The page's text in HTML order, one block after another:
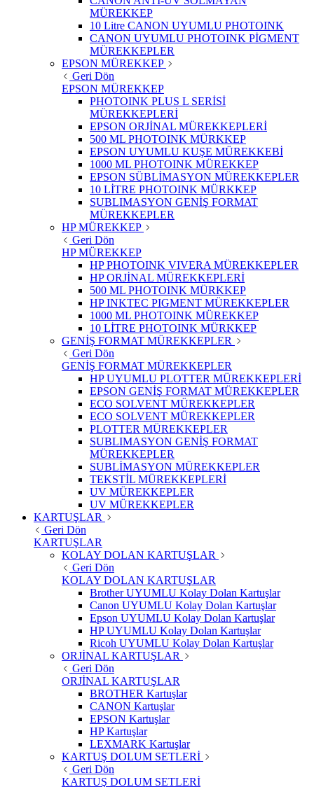
MÜREKKEP
10 Litre CANON UYUMLU PHOTOINK
CANON UYUMLU PHOTOINK PİGMENT
MÜREKKEPLER
EPSON MÜREKKEP
Geri Dön
EPSON MÜREKKEP
PHOTOINK PLUS L SERİSİ
MÜREKKEPLERİ
EPSON ORJİNAL MÜREKKEPLERİ
500 ML PHOTOINK MÜRKKEP
EPSON UYUMLU KUŞE MÜREKKEBİ
1000 ML PHOTOINK MÜREKKEP
EPSON SÜBLİMASYON MÜREKKEPLER
10 LİTRE PHOTOINK MÜRKKEP
SUBLIMASYON GENİŞ FORMAT
MÜREKKEPLER
HP MÜREKKEP
Geri Dön
HP MÜREKKEP
HP PHOTOINK VIVERA MÜREKKEPLER
HP ORJİNAL MÜREKKEPLERİ
500 ML PHOTOINK MÜRKKEP
HP INKTEC PIGMENT MÜREKKEPLER
1000 ML PHOTOINK MÜREKKEP
10 LİTRE PHOTOINK MÜRKKEP
GENİŞ FORMAT MÜREKKEPLER
Geri Dön
GENİŞ FORMAT MÜREKKEPLER
HP UYUMLU PLOTTER MÜREKKEPLERİ
EPSON GENİŞ FORMAT MÜREKKEPLER
ECO SOLVENT MÜREKKEPLER
ECO SOLVENT MÜREKKEPLER
PLOTTER MÜREKKEPLER
SUBLIMASYON GENİŞ FORMAT
MÜREKKEPLER
SUBLİMASYON MÜREKKEPLER
TEKSTİL MÜREKKEPLERİ
UV MÜREKKEPLER
UV MÜREKKEPLER
KARTUŞLAR
Geri Dön
KARTUŞLAR
KOLAY DOLAN KARTUŞLAR
Geri Dön
KOLAY DOLAN KARTUŞLAR
Brother UYUMLU Kolay Dolan Kartuşlar
Canon UYUMLU Kolay Dolan Kartuşlar
Epson UYUMLU Kolay Dolan Kartuşlar
HP UYUMLU Kolay Dolan Kartuşlar
Ricoh UYUMLU Kolay Dolan Kartuşlar
ORJİNAL KARTUŞLAR
Geri Dön
ORJİNAL KARTUŞLAR
BROTHER Kartuşlar
CANON Kartuşlar
EPSON Kartuşlar
HP Kartuşlar
LEXMARK Kartuşlar
KARTUŞ DOLUM SETLERİ
Geri Dön
KARTUŞ DOLUM SETLERİ